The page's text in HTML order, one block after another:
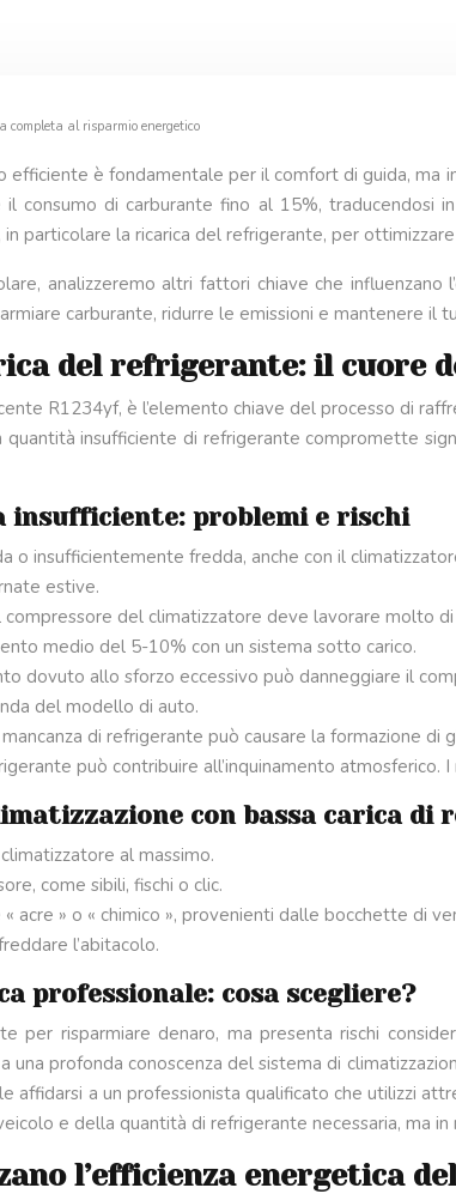
al risparmio energetico
efficiente è fondamentale per il comfort di guida,
consumo di carburante fino al 15%,
particolare la ricarica del refrigerante, per
analizzeremo altri fattori chiave che
carburante, ridurre le emissioni e mantenere il
del refrigerante: il cuore
R1234yf, è l’elemento chiave del processo di
quantità insufficiente di refrigerante compromette
insufficiente: problemi e rischi
o insufficientemente fredda, anche con il
estive.
compressore del climatizzatore deve lavorare molto
medio del 5-10% con un sistema sotto carico.
dovuto allo sforzo eccessivo può danneggiare il
del modello di auto.
mancanza di refrigerante può causare la formazione
può contribuire all’inquinamento
con bassa carica di
al massimo.
come sibili, fischi o clic.
acre » o « chimico », provenienti dalle bocchette di
l’abitacolo.
professionale: cosa scegliere?
per risparmiare denaro, ma presenta rischi
profonda conoscenza del sistema di
affidarsi a un professionista qualificato che utilizzi
e della quantità di refrigerante necessaria, ma
l’efficienza energetica